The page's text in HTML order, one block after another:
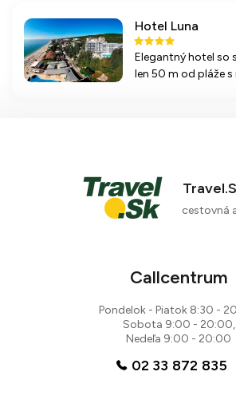
Hotel Luna
Elegantný hotel so
len 50 m od pláže
cestovná
Callcentrum
Pondelok - Piatok 8:30 -
Sobota 9:00 - 20:00,
Nedeľa 9:00 - 20:00
02 33 872 835